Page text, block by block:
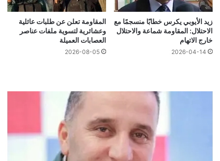
زيد الأيوبي يكرس خطابًا منسجمًا مع
الاحتلال: المقاومة شماعة والاحتلال
خارج الاتهام
2026-04-14
المقاومة تعلن عن طلبات عائلية
وعشائرية لتسوية ملفات عناصر
العصابات العميلة
2026-08-05